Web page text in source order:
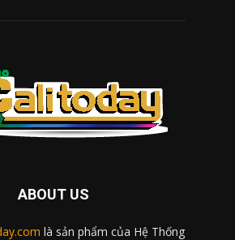
ABOUT US
là sản phẩm của Hệ Thống